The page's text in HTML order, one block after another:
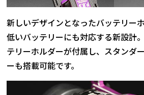
新しいデザインとなったバッテリー
低いバッテリーにも対応する新設計
テリーホルダーが付属し、スタンダ
ーも搭載可能です。